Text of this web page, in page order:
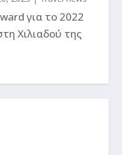
για το 2022
Χιλιαδού της